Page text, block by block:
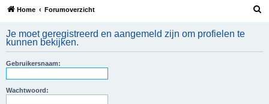
Home Forumoverzicht
k
Je moet geregistreerd en aangemeld zijn om profielen te
kunnen bekijken.
Gebruikersnaam:
Wachtwoord: